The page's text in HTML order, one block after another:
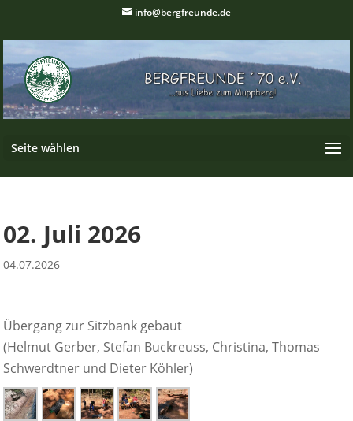
info@bergfreunde.de
Seite wählen
02. Juli 2026
04.07.2026
Übergang zur Sitzbank gebaut
(Helmut Gerber, Stefan Buckreuss, Christina, Thomas
Schwerdtner und Dieter Köhler)